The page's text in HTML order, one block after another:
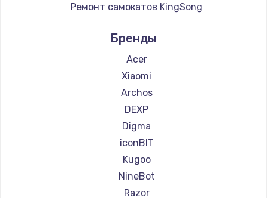
Ремонт самокатов KingSong
Ремонт самокатов Midway by Yamato
Ремонт самокатов Hunter
Ремонт самокатов Shorner
Ремонт самокатов Joyor
Ремонт самокатов Bork
Ремонт самокатов Segway
Ремонт самокатов KIRIN
Бренды
Acer
Xiaomi
Archos
DEXP
Digma
iconBIT
Kugoo
NineBot
Razor